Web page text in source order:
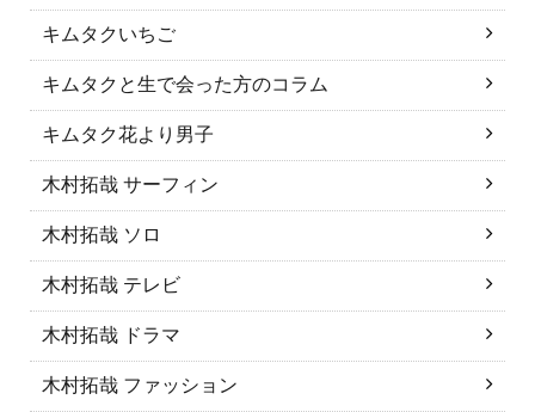
キムタクいちご
キムタクと生で会った方のコラム
キムタク花より男子
木村拓哉 サーフィン
木村拓哉 ソロ
木村拓哉 テレビ
木村拓哉 ドラマ
木村拓哉 ファッション